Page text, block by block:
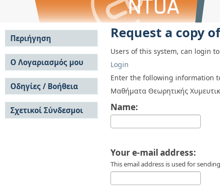
Request a copy
Users of this system, can login
Login
Enter the following information
Μαθήματα Θεωρητικής
Name:
Your e-mail address:
This email address is used for
Περιήγηση
Σε όλο το DSpace
Κοινότητες & Συλλογές
Ανά Ημερομηνία
Έκδοσης
Συγγραφείς
Τίτλοι
Θέματα
Ο Λογαριασμός μου
Σύνδεση
Εγγραφή
Οδηγίες / Βοήθεια
Οδηγίες Υποβολής
Οδηγίες Χρήσης ΙΑ
Συχνές Ερωτήσεις
Σχετικοί Σύνδεσμοι